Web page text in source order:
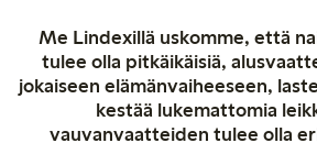
Me Lindexillä uskomme, että
tulee olla pitkäikäisiä,
jokaiseen elämänvaiheeseen,
kestää lukemattomia
vauvanvaatteiden tulee olla